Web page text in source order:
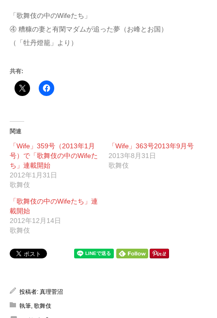
「歌舞伎の中のWifeたち」
④ 糟糠の妻と有閑マダムが追った夢（お峰とお国）
（「牡丹燈籠」より）
共有:
関連
「Wife」359号（2013年1月
号）で「歌舞伎の中のWifeた
ち」連載開始
2012年1月31日
歌舞伎
「Wife」363号2013年9月号
2013年8月31日
歌舞伎
「歌舞伎の中のWifeたち」連
載開始
2012年12月14日
歌舞伎
投稿者: 真理菅沼
執筆, 歌舞伎